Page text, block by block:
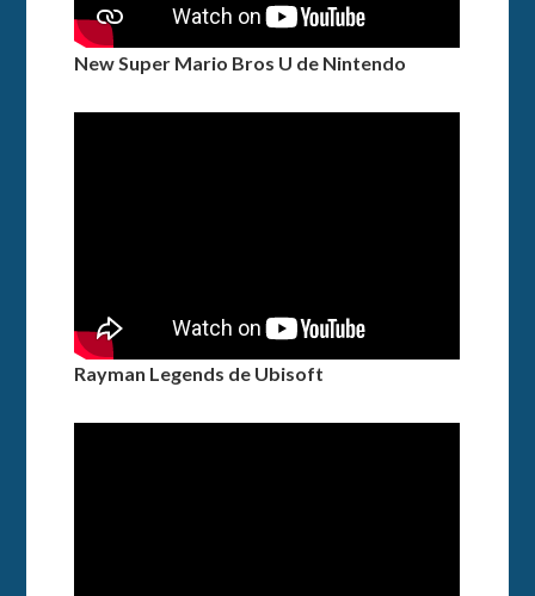
New Super Mario Bros U de Nintendo
Rayman Legends de Ubisoft